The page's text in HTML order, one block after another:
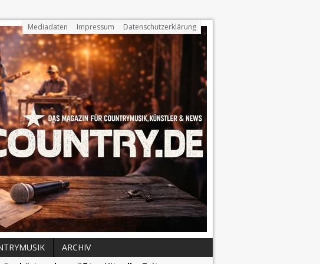
Mediadaten Impressum Datenschutzerklärung
ARCHIV